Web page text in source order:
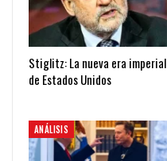
Stiglitz: La nueva era imperial
de Estados Unidos
ANÁLISIS